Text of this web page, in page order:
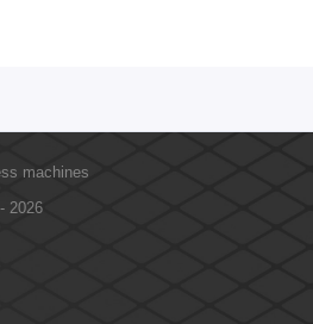
и проводим регулярное
machines
2026